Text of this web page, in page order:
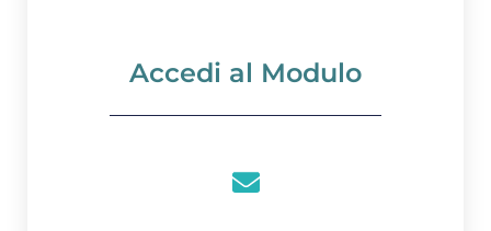
Accedi al Modulo